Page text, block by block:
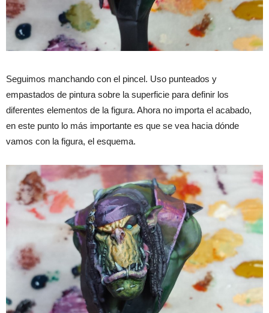
Seguimos manchando con el pincel. Uso punteados y
empastados de pintura sobre la superficie para definir los
diferentes elementos de la figura. Ahora no importa el acabado,
en este punto lo más importante es que se vea hacia dónde
vamos con la figura, el esquema.